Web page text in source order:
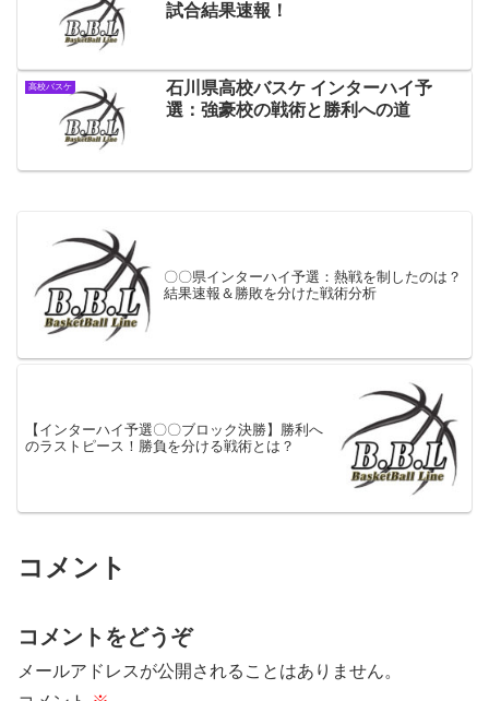
試合結果速報！
高校バスケ
石川県高校バスケ インターハイ予
選：強豪校の戦術と勝利への道
〇〇県インターハイ予選：熱戦を制したのは？
結果速報＆勝敗を分けた戦術分析
【インターハイ予選〇〇ブロック決勝】勝利へ
のラストピース！勝負を分ける戦術とは？
コメント
コメントをどうぞ
メールアドレスが公開されることはありません。